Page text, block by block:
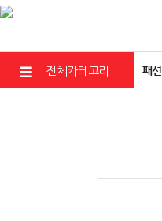
전체카테고리 패션